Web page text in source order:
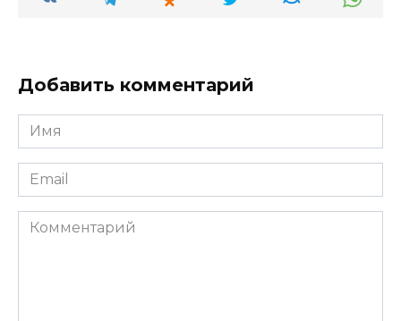
Добавить комментарий
Имя
*
Email
*
Комментарий